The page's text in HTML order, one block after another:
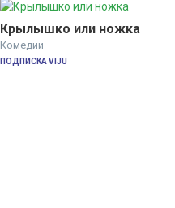
Крылышко или ножка
Комедии
ПОДПИСКА VIJU